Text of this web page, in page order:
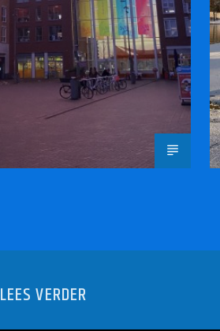
LEES VERDER